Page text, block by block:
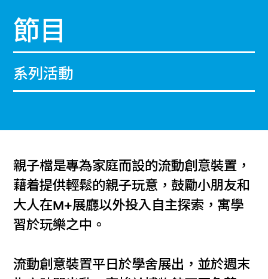
節目
系列活動
親子檔是專為家庭而設的流動創意裝置，
藉着提供輕鬆的親子玩意，鼓勵小朋友和
大人在M+展廳以外投入自主探索，寓學
習於玩樂之中。
流動創意裝置平日於學舍展出，並於週末